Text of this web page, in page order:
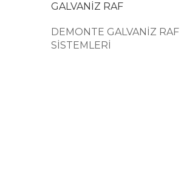
GALVANİZ RAF
DEMONTE GALVANİZ RAF
SİSTEMLERİ